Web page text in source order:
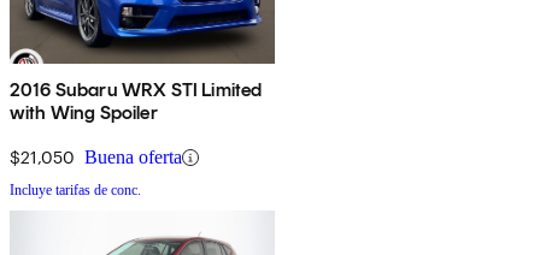
2016 Subaru WRX STI Limited
with Wing Spoiler
$21,050 Buena oferta
Incluye tarifas de conc.